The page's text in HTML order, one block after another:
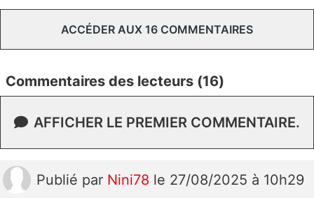
ACCÉDER AUX 16 COMMENTAIRES
Commentaires des lecteurs (16)
AFFICHER LE PREMIER COMMENTAIRE.
Publié par Nini78 le 27/08/2025 à 10h29